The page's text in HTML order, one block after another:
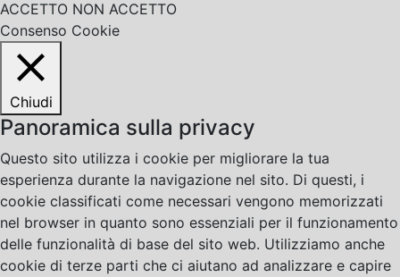
ACCETTO NON ACCETTO
Consenso Cookie
Chiudi
Panoramica sulla privacy
Questo sito utilizza i cookie per migliorare la tua
esperienza durante la navigazione nel sito. Di questi, i
cookie classificati come necessari vengono memorizzati
nel browser in quanto sono essenziali per il funzionamento
delle funzionalità di base del sito web. Utilizziamo anche
cookie di terze parti che ci aiutano ad analizzare e capire